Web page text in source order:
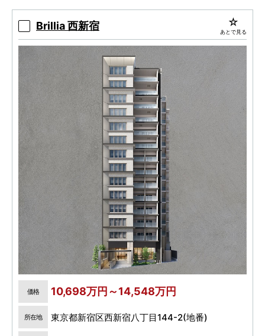
Brillia 西新宿 あとで見る
価格 10,698万円～14,548万円
所在地 東京都新宿区西新宿八丁目144-2(地番)